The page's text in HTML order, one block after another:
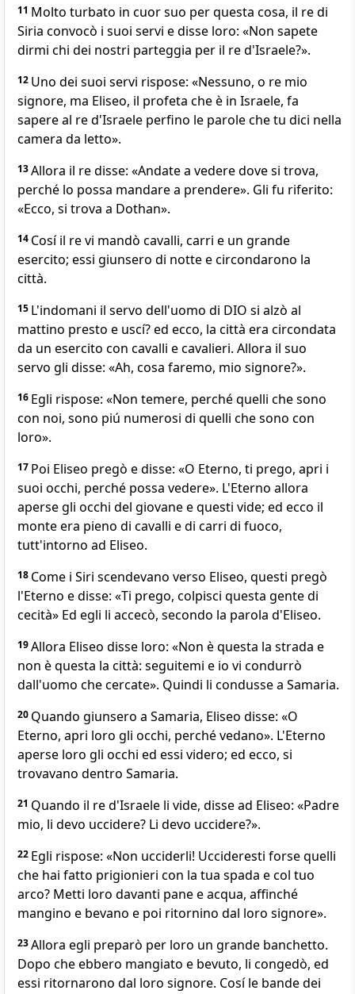
11 Molto turbato in cuor suo per questa cosa, il re di
Siria convocò i suoi servi e disse loro: «Non sapete
dirmi chi dei nostri parteggia per il re d'Israele?».
12 Uno dei suoi servi rispose: «Nessuno, o re mio
signore, ma Eliseo, il profeta che è in Israele, fa
sapere al re d'Israele perfino le parole che tu dici nella
camera da letto».
13Allora il re disse: «Andate a vedere dove si trova,
perché lo possa mandare a prendere». Gli fu riferito:
«Ecco, si trova a Dothan».
14 Cosí il re vi mandò cavalli, carri e un grande
esercito; essi giunsero di notte e circondarono la
città.
15 L'indomani il servo dell'uomo di DIO si alzò al
mattino presto e uscí? ed ecco, la città era circondata
da un esercito con cavalli e cavalieri. Allora il suo
servo gli disse: «Ah, cosa faremo, mio signore?».
16 Egli rispose: «Non temere, perché quelli che sono
con noi, sono piú numerosi di quelli che sono con
loro».
17 Poi Eliseo pregò e disse: «O Eterno, ti prego, apri i
suoi occhi, perché possa vedere». L'Eterno allora
aperse gli occhi del giovane e questi vide; ed ecco il
monte era pieno di cavalli e di carri di fuoco,
tutt'intorno ad Eliseo.
18 Come i Siri scendevano verso Eliseo, questi pregò
l'Eterno e disse: «Ti prego, colpisci questa gente di
cecità» Ed egli li accecò, secondo la parola d'Eliseo.
19Allora Eliseo disse loro: «Non è questa la strada e
non è questa la città: seguitemi e io vi condurrò
dall'uomo che cercate». Quindi li condusse a Samaria.
20 Quando giunsero a Samaria, Eliseo disse: «O
Eterno, apri loro gli occhi, perché vedano». L'Eterno
aperse loro gli occhi ed essi videro; ed ecco, si
trovavano dentro Samaria.
21 Quando il re d'Israele li vide, disse ad Eliseo: «Padre
mio, li devo uccidere? Li devo uccidere?».
22 Egli rispose: «Non ucciderli! Uccideresti forse quelli
che hai fatto prigionieri con la tua spada e col tuo
arco? Metti loro davanti pane e acqua, affinché
mangino e bevano e poi ritornino dal loro signore».
23Allora egli preparò per loro un grande banchetto.
Dopo che ebbero mangiato e bevuto, li congedò, ed
essi ritornarono dal loro signore. Cosí le bande dei